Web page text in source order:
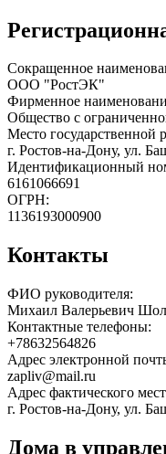
Сокращенное
ООО "РостЭК"
Фирменное
Общество с
Место государственной
г. Ростов-на-Дону, ул.
Идентификационный
6161066691
ОГРН:
1136193000900
Контакты
ФИО руководителя:
Михаил Валерьевич
Контактные телефоны:
+78632564826
Адрес электронной
zapliv@mail.ru
Адрес фактического
г. Ростов-на-Дону, ул.
Дома в